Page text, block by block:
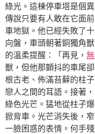
綠光。這棟停車塔是個
傳說只要有人敢在它面
車地獄。他已經失敗了
向盤，車頭朝著銅獨角
的溫柔提醒：「再見，
獸，但他那顫抖的車尾
根古老、佈滿苔蘚的柱
戀人之間的耳語。接著
綠色光芒。猛地從柱子
掀背車。光芒消失後，
一臉困惑的表情。何手